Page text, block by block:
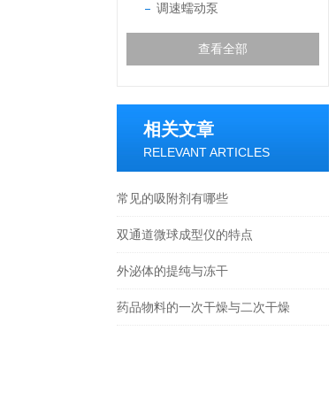
调速蠕动泵
查看全部
相关文章
RELEVANT ARTICLES
常见的吸附剂有哪些
双通道微球成型仪的特点
外泌体的提纯与冻干
药品物料的一次干燥与二次干燥